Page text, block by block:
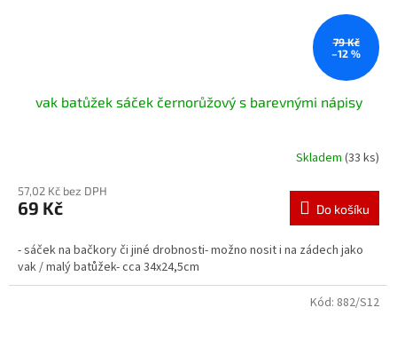
79 Kč
–12 %
vak batůžek sáček černorůžový s barevnými nápisy
Skladem (33 ks)
57,02 Kč bez DPH
69 Kč Do košíku
- sáček na bačkory či jiné drobnosti- možno nosit i na zádech jako
vak / malý batůžek- cca 34x24,5cm
Kód: 882/S12